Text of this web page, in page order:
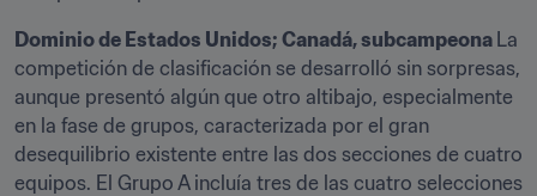
Dominio de Estados Unidos; Canadá, subcampeona La
competición de clasificación se desarrolló sin sorpresas,
aunque presentó algún que otro altibajo, especialmente
en la fase de grupos, caracterizada por el gran
desequilibrio existente entre las dos secciones de cuatro
equipos. El Grupo A incluía tres de las cuatro selecciones